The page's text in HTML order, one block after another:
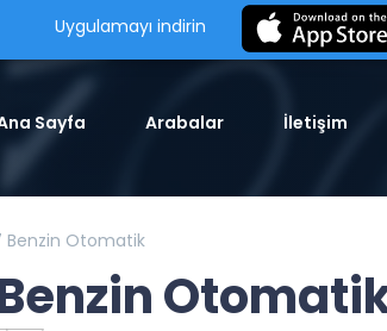
Uygulamayı indirin
Sayfa Arabalar İletişim
Benzin Otomatik